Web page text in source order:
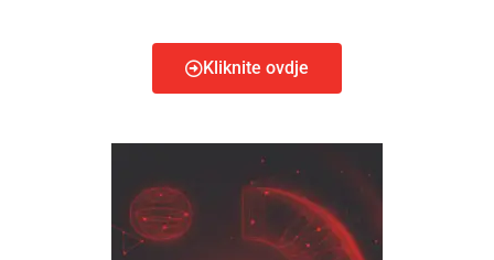
Kliknite ovdje